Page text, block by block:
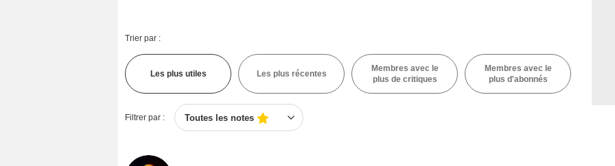
Trier par :
Les plus utiles Les plus récentes
Membres avec le
plus de critiques
Membres avec le
plus d'abonnés
Filtrer par : Toutes les notes